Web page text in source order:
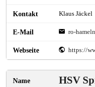
Klaus Jäckel
ro-
https://
HSV